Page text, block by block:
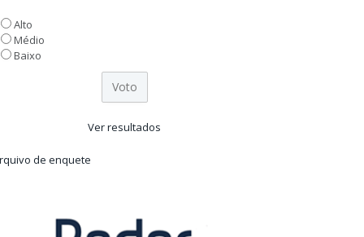
Alto
Médio
Baixo
Ver resultados
de enquete